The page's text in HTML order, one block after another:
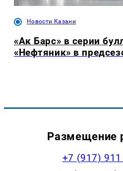
Новости Казани
«Ак Барс» в серии
«Нефтяник» в
Размещение
+7 (917)